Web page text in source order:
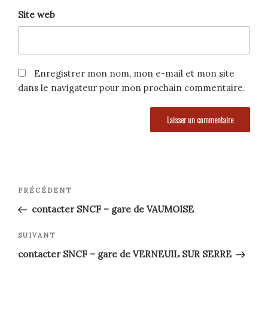
Site web
Enregistrer mon nom, mon e-mail et mon site
dans le navigateur pour mon prochain commentaire.
Navigation
de
l’article
Article
précédent
PRÉCÉDENT
contacter SNCF – gare de VAUMOISE
Article
suivant
SUIVANT
contacter SNCF – gare de VERNEUIL SUR SERRE